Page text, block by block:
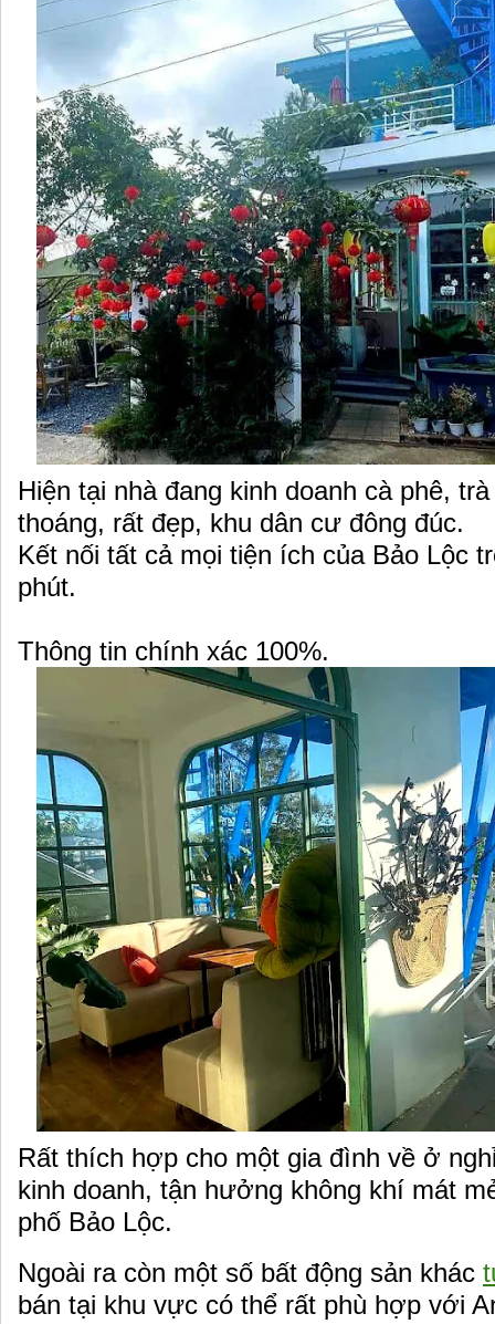
Hiện tại nhà đang kinh doanh cà phê,
thoáng, rất đẹp, khu dân cư đông đúc.
Kết nối tất cả mọi tiện ích của Bảo Lộc
phút.
Thông tin chính xác 100%.
Rất thích hợp cho một gia đình về ở
kinh doanh, tận hưởng không khí mát
phố Bảo Lộc.
Ngoài ra còn một số bất động sản khác
bán tại khu vực có thể rất phù hợp với